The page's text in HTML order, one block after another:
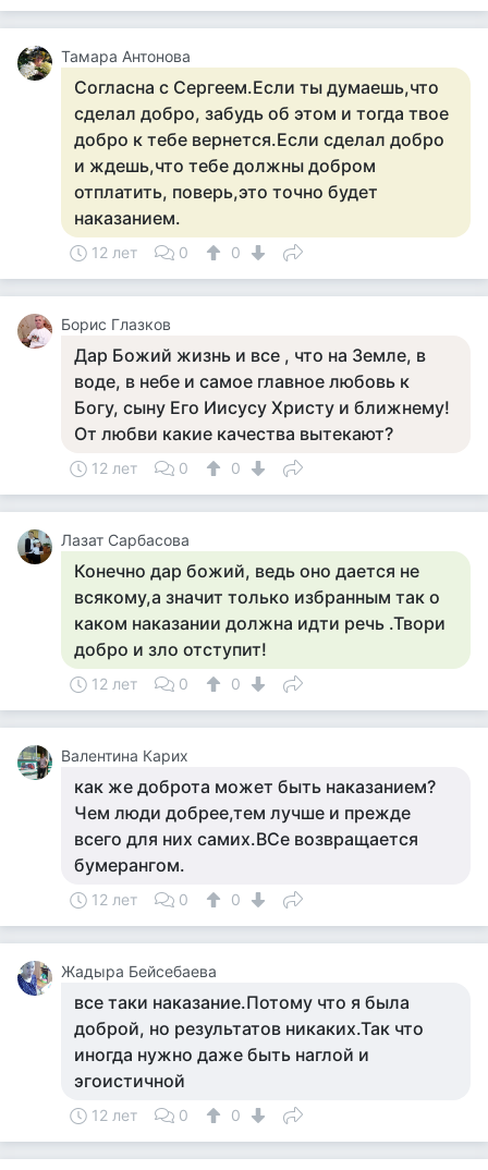
Тамара Антонова
Согласна с Сергеем.Если ты думаешь,что
сделал добро, забудь об этом и тогда твое
добро к тебе вернется.Если сделал добро
и ждешь,что тебе должны добром
отплатить, поверь,это точно будет
наказанием.
12 лет 0 0
Борис Глазков
Дар Божий жизнь и все , что на Земле, в
воде, в небе и самое главное любовь к
Богу, сыну Его Иисусу Христу и ближнему!
От любви какие качества вытекают?
12 лет 0 0
Лазат Сарбасова
Конечно дар божий, ведь оно дается не
всякому,а значит только избранным так о
каком наказании должна идти речь .Твори
добро и зло отступит!
12 лет 0 0
Валентина Карих
как же доброта может быть наказанием?
Чем люди добрее,тем лучше и прежде
всего для них самих.ВСе возвращается
бумерангом.
12 лет 0 0
Жадыра Бейсебаева
все таки наказание.Потому что я была
доброй, но результатов никаких.Так что
иногда нужно даже быть наглой и
эгоистичной
12 лет 0 0